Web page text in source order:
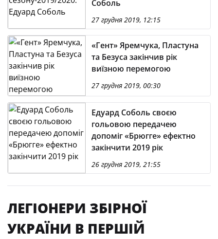
Соболь
27 грудня 2019, 12:15
«Гент» Яремчука, Пластуна
та Безуса закінчив рік
виїзною перемогою
27 грудня 2019, 00:30
Едуард Соболь своєю
гольовою передачею
допоміг «Брюгге» ефектно
закінчити 2019 рік
26 грудня 2019, 21:55
ЛЕГІОНЕРИ ЗБІРНОЇ
УКРАЇНИ В ПЕРШІЙ